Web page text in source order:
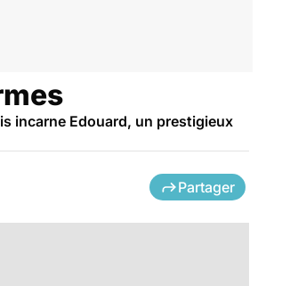
incarne Edouard, un prestigieux
Partager